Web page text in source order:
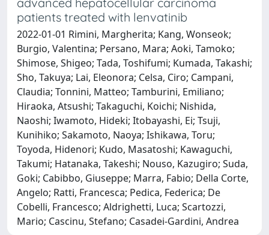
patients treated with lenvatinib
2022-01-01 Rimini, Margherita; Kang, Wonseok;
Burgio, Valentina; Persano, Mara; Aoki, Tamoko;
Shimose, Shigeo; Tada, Toshifumi; Kumada, Takashi;
Sho, Takuya; Lai, Eleonora; Celsa, Ciro; Campani,
Claudia; Tonnini, Matteo; Tamburini, Emiliano;
Hiraoka, Atsushi; Takaguchi, Koichi; Nishida,
Naoshi; Iwamoto, Hideki; Itobayashi, Ei; Tsuji,
Kunihiko; Sakamoto, Naoya; Ishikawa, Toru;
Toyoda, Hidenori; Kudo, Masatoshi; Kawaguchi,
Takumi; Hatanaka, Takeshi; Nouso, Kazugiro; Suda,
Goki; Cabibbo, Giuseppe; Marra, Fabio; Della Corte,
Angelo; Ratti, Francesca; Pedica, Federica; De
Cobelli, Francesco; Aldrighetti, Luca; Scartozzi,
Mario; Cascinu, Stefano; Casadei-Gardini, Andrea